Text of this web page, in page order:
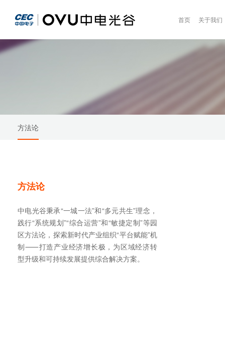
首页 关于我们
方法论
方法论
中电光谷秉承“一城一法”和“多元共生”理念，
践行“系统规划”“综合运营”和“敏捷定制”等园
区方法论，探索新时代产业组织“平台赋能”机
制⸺打造产业经济增长极，为区域经济转
型升级和可持续发展提供综合解决方案。